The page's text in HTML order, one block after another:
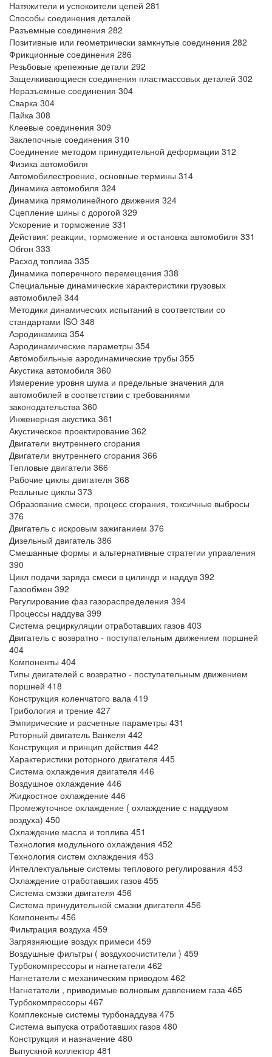
Натяжители и успокоители цепей 281
Способы соединения деталей
Разъемные соединения 282
Позитивные или геометрически замкнутые соединения 282
Фрикционные соединения 286
Резьбовые крепежные детали 292
Защелкивающиеся соединения пластмассовых деталей 302
Неразъемные соединения 304
Сварка 304
Пайка 308
Клеевые соединения 309
Заклепочные соединения 310
Соединение методом принудительной деформации 312
Физика автомобиля
Автомобилестроение, основные термины 314
Динамика автомобиля 324
Динамика прямолинейного движения 324
Сцепление шины с дорогой 329
Ускорение и торможение 331
Действия: реакции, торможение и остановка автомобиля 331
Обгон 333
Расход топлива 335
Динамика поперечного перемещения 338
Специальные динамические характеристики грузовых
автомобилей 344
Методики динамических испытаний в соответствии со
стандартами ISO 348
Аэродинамика 354
Аэродинамические параметры 354
Автомобильные аэродинамические трубы 355
Акустика автомобиля 360
Измерение уровня шума и предельные значения для
автомобилей в соответствии с требованиями
законодательства 360
Инженерная акустика 361
Акустическое проектирование 362
Двигатели внутреннего сгорания
Двигатели внутреннего сгорания 366
Тепловые двигатели 366
Рабочие циклы двигателя 368
Реальные циклы 373
Образование смеси, процесс сгорания, токсичные выбросы
376
Двигатель с искровым зажиганием 376
Дизельный двигатель 386
Смешанные формы и альтернативные стратегии управления
390
Цикл подачи заряда смеси в цилиндр и наддув 392
Газообмен 392
Регулирование фаз газораспределения 394
Процессы наддува 399
Система рециркуляции отработавших газов 403
Двигатель с возвратно - поступательным движением поршней
404
Компоненты 404
Типы двигателей с возвратно - поступательным движением
поршней 418
Конструкция коленчатого вала 419
Трибология и трение 427
Эмпирические и расчетные параметры 431
Роторный двигатель Ванкеля 442
Конструкция и принцип действия 442
Характеристики роторного двигателя 445
Система охлаждения двигателя 446
Воздушное охлаждение 446
Жидкостное охлаждение 446
Промежуточное охлаждение ( охлаждение с наддувом
воздуха) 450
Охлаждение масла и топлива 451
Технология модульного охлаждения 452
Технология систем охлаждения 453
Интеллектуальные системы теплового регулирования 453
Охлаждение отработавших газов 455
Система смззки двигателя 456
Система принудительной смазки двигателя 456
Компоненты 456
Фильтрация воздуха 459
Загрязняющие воздух примеси 459
Воздушные фильтры ( воздухоочистители ) 459
Турбокомпрессоры и нагнетатели 462
Нагнетатели с механическим приводом 462
Нагнетатели , приводимые волновым давлением газа 465
Турбокомпрессоры 467
Комплексные системы турбонаддува 475
Система выпуска отработавших газов 480
Конструкция и назначение 480
Выпускной коллектор 481